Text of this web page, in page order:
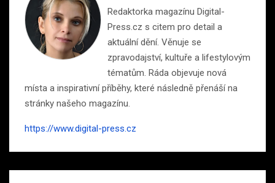
Redaktorka magazínu Digital-
Press.cz s citem pro detail a
aktuální dění. Věnuje se
zpravodajství, kultuře a lifestylovým
tématům. Ráda objevuje nová
místa a inspirativní příběhy, které následně přenáší na
stránky našeho magazínu.
https://www.digital-press.cz